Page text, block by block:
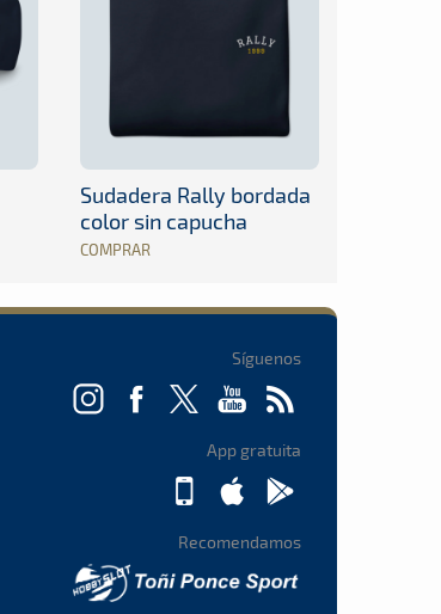
Sudadera Rally bordada
color sin capucha
COMPRAR
Síguenos
App gratuita
Recomendamos